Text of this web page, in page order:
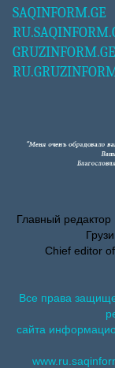
SAQINFORM.GE
GRUZINFORM.GE
Главный
Chief editor
Все права
сайта